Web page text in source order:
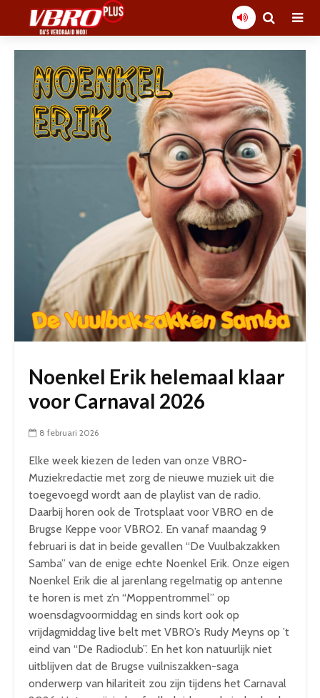
Noenkel Erik helemaal klaar
voor Carnaval 2026
8 februari 2026
Elke week kiezen de leden van onze VBRO-
Muziekredactie met zorg de nieuwe muziek uit die
toegevoegd wordt aan de playlist van de radio.
Daarbij horen ook de Trotsplaat voor VBRO en de
Brugse Keppe voor VBRO2. En vanaf maandag 9
februari is dat in beide gevallen “De Vuulbakzakken
Samba” van de enige echte Noenkel Erik. Onze eigen
Noenkel Erik die al jarenlang regelmatig op antenne
te horen is met z’n “Moppentrommel” op
woensdagvoormiddag en sinds kort ook op
vrijdagmiddag live belt met VBRO’s Rudy Meyns op ’t
eind van “De Radioclub”. En het kon natuurlijk niet
uitblijven dat de Brugse vuilniszakken-saga
onderwerp van hilariteit zou zijn tijdens het Carnaval